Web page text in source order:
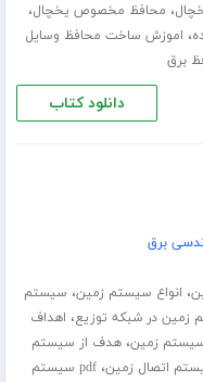
، محافظ مخصوص یخچال،
، اموزش ساخت محافظ وسایل
برق
دانلود کتاب
برق
، انواع سیستم زمین، سیستم
زمین در شبکه توزیع، اهداف
زمین،هدف از سیستم
اتصال زمین،
pdf سیستم